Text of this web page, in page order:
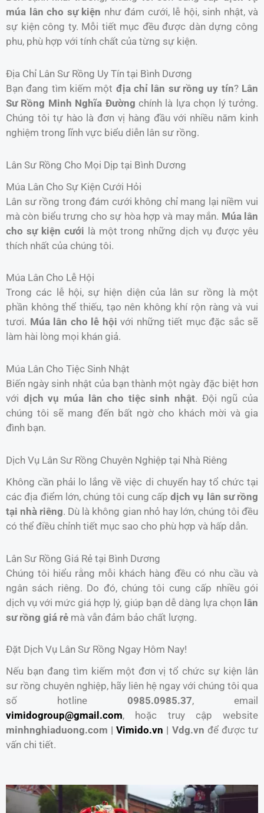
múa lân cho sự kiện như đám cưới, lễ hội, sinh nhật, và
sự kiện công ty. Mỗi tiết mục đều được dàn dựng công
phu, phù hợp với tính chất của từng sự kiện.
Địa Chỉ Lân Sư Rồng Uy Tín tại Bình Dương
Bạn đang tìm kiếm một địa chỉ lân sư rồng uy tín? Lân
Sư Rồng Minh Nghĩa Đường chính là lựa chọn lý tưởng.
Chúng tôi tự hào là đơn vị hàng đầu với nhiều năm kinh
nghiệm trong lĩnh vực biểu diễn lân sư rồng.
Lân Sư Rồng Cho Mọi Dịp tại Bình Dương
Múa Lân Cho Sự Kiện Cưới Hỏi
Lân sư rồng trong đám cưới không chỉ mang lại niềm vui
mà còn biểu trưng cho sự hòa hợp và may mắn. Múa lân
cho sự kiện cưới là một trong những dịch vụ được yêu
thích nhất của chúng tôi.
Múa Lân Cho Lễ Hội
Trong các lễ hội, sự hiện diện của lân sư rồng là một
phần không thể thiếu, tạo nên không khí rộn ràng và vui
tươi. Múa lân cho lễ hội với những tiết mục đặc sắc sẽ
làm hài lòng mọi khán giả.
Múa Lân Cho Tiệc Sinh Nhật
Biến ngày sinh nhật của bạn thành một ngày đặc biệt hơn
với dịch vụ múa lân cho tiệc sinh nhật. Đội ngũ của
chúng tôi sẽ mang đến bất ngờ cho khách mời và gia
đình bạn.
Dịch Vụ Lân Sư Rồng Chuyên Nghiệp tại Nhà Riêng
Không cần phải lo lắng về việc di chuyển hay tổ chức tại
các địa điểm lớn, chúng tôi cung cấp dịch vụ lân sư rồng
tại nhà riêng. Dù là không gian nhỏ hay lớn, chúng tôi đều
có thể điều chỉnh tiết mục sao cho phù hợp và hấp dẫn.
Lân Sư Rồng Giá Rẻ tại Bình Dương
Chúng tôi hiểu rằng mỗi khách hàng đều có nhu cầu và
ngân sách riêng. Do đó, chúng tôi cung cấp nhiều gói
dịch vụ với mức giá hợp lý, giúp bạn dễ dàng lựa chọn lân
sư rồng giá rẻ mà vẫn đảm bảo chất lượng.
Đặt Dịch Vụ Lân Sư Rồng Ngay Hôm Nay!
Nếu bạn đang tìm kiếm một đơn vị tổ chức sự kiện lân
sư rồng chuyên nghiệp, hãy liên hệ ngay với chúng tôi qua
số hotline 0985.0985.37, email
vimidogroup@gmail.com, hoặc truy cập website
minhnghiaduong.com |Vimido.vn | Vdg.vn để được tư
vấn chi tiết.